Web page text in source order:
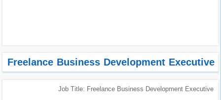
تصفح
الوظائف
وظائف
اليوم
Freelance Business Development Executive
Job Title: Freelance Business Development Executive